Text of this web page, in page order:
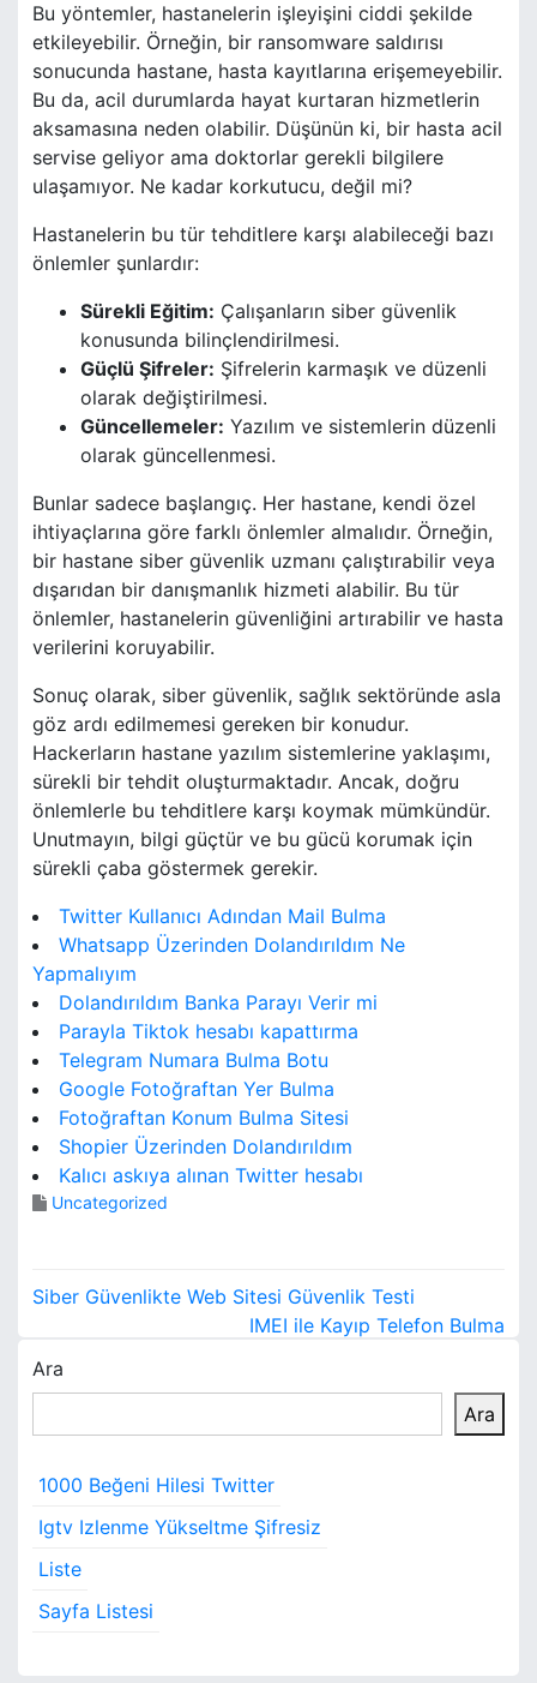
Bu yöntemler, hastanelerin işleyişini ciddi şekilde
etkileyebilir. Örneğin, bir ransomware saldırısı
sonucunda hastane, hasta kayıtlarına erişemeyebilir.
Bu da, acil durumlarda hayat kurtaran hizmetlerin
aksamasına neden olabilir. Düşünün ki, bir hasta acil
servise geliyor ama doktorlar gerekli bilgilere
ulaşamıyor. Ne kadar korkutucu, değil mi?
Hastanelerin bu tür tehditlere karşı alabileceği bazı
önlemler şunlardır:
Sürekli Eğitim: Çalışanların siber güvenlik
konusunda bilinçlendirilmesi.
Güçlü Şifreler: Şifrelerin karmaşık ve düzenli
olarak değiştirilmesi.
Güncellemeler: Yazılım ve sistemlerin düzenli
olarak güncellenmesi.
Bunlar sadece başlangıç. Her hastane, kendi özel
ihtiyaçlarına göre farklı önlemler almalıdır. Örneğin,
bir hastane siber güvenlik uzmanı çalıştırabilir veya
dışarıdan bir danışmanlık hizmeti alabilir. Bu tür
önlemler, hastanelerin güvenliğini artırabilir ve hasta
verilerini koruyabilir.
Sonuç olarak, siber güvenlik, sağlık sektöründe asla
göz ardı edilmemesi gereken bir konudur.
Hackerların hastane yazılım sistemlerine yaklaşımı,
sürekli bir tehdit oluşturmaktadır. Ancak, doğru
önlemlerle bu tehditlere karşı koymak mümkündür.
Unutmayın, bilgi güçtür ve bu gücü korumak için
sürekli çaba göstermek gerekir.
Twitter Kullanıcı Adından Mail Bulma
Whatsapp Üzerinden Dolandırıldım Ne
Yapmalıyım
Dolandırıldım Banka Parayı Verir mi
Parayla Tiktok hesabı kapattırma
Telegram Numara Bulma Botu
Google Fotoğraftan Yer Bulma
Fotoğraftan Konum Bulma Sitesi
Shopier Üzerinden Dolandırıldım
Kalıcı askıya alınan Twitter hesabı
Uncategorized
Y
z
ı
g
e
z
i
Siber Güvenlikte Web Sitesi Güvenlik Testi
IMEI ile Kayıp Telefon Bulma
Ara
Ara
1000 Beğeni Hilesi Twitter
Igtv Izlenme Yükseltme Şifresiz
Liste
Sayfa Listesi